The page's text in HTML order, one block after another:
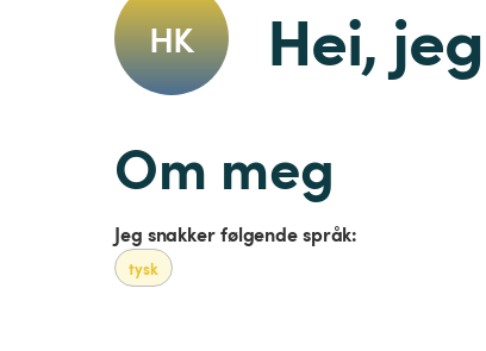
HK Hei,
Om meg
Jeg snakker følgende språk:
tysk